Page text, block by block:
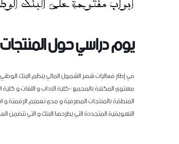
يوم دراسي حول المنتجات
مستوى المكتبة بالمجمع -كلية الآداب و اللغات و
المنطقة بالمنتجات المصرفية و مدى تعميم الرقمنة
التسويقية المتجددة التي يطرحها البنك و التي تتضمن